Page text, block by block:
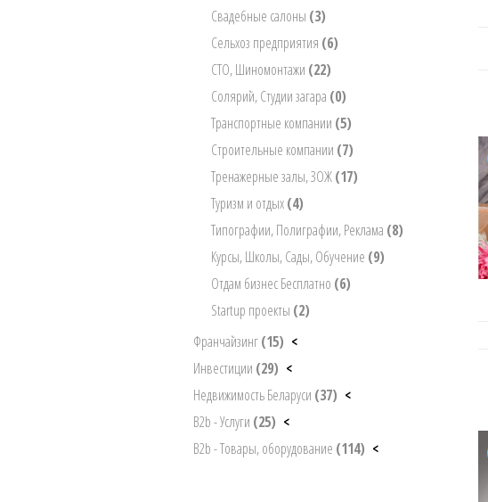
Свадебные салоны (3)
Сельхоз предприятия (6)
СТО, Шиномонтажи (22)
Солярий, Студии загара (0)
Транспортные компании (5)
Строительные компании (7)
Тренажерные залы, ЗОЖ(17)
Туризм и отдых(4)
Типографии, Полиграфии, Реклама (8)
Курсы, Школы, Сады, Обучение (9)
Отдам бизнес Бесплатно (6)
Startup проекты (2)
Франчайзинг(15) <
Инвестиции (29) <
Недвижимость Беларуси (37) <
B2b - Услуги (25) <
B2b - Товары, оборудование (114) <